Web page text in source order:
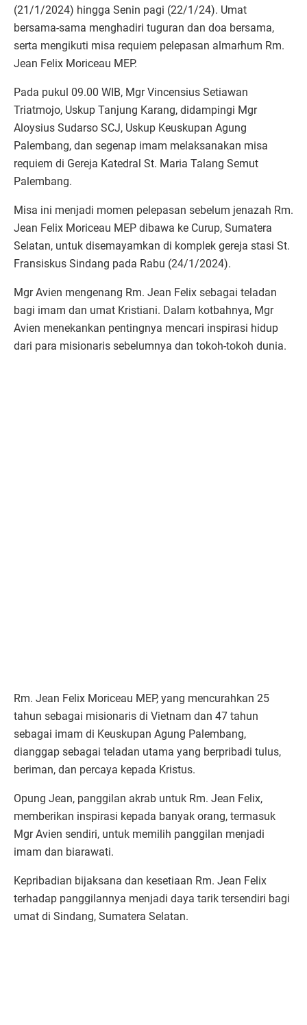
(21/1/2024) hingga Senin pagi (22/1/24). Umat
bersama-sama menghadiri tuguran dan doa bersama,
serta mengikuti misa requiem pelepasan almarhum Rm.
Jean Felix Moriceau MEP.
Pada pukul 09.00 WIB, Mgr Vincensius Setiawan
Triatmojo, Uskup Tanjung Karang, didampingi Mgr
Aloysius Sudarso SCJ, Uskup Keuskupan Agung
Palembang, dan segenap imam melaksanakan misa
requiem di Gereja Katedral St. Maria Talang Semut
Palembang.
Misa ini menjadi momen pelepasan sebelum jenazah Rm.
Jean Felix Moriceau MEP dibawa ke Curup, Sumatera
Selatan, untuk disemayamkan di komplek gereja stasi St.
Fransiskus Sindang pada Rabu (24/1/2024).
Mgr Avien mengenang Rm. Jean Felix sebagai teladan
bagi imam dan umat Kristiani. Dalam kotbahnya, Mgr
Avien menekankan pentingnya mencari inspirasi hidup
dari para misionaris sebelumnya dan tokoh-tokoh dunia.
Rm. Jean Felix Moriceau MEP, yang mencurahkan 25
tahun sebagai misionaris di Vietnam dan 47 tahun
sebagai imam di Keuskupan Agung Palembang,
dianggap sebagai teladan utama yang berpribadi tulus,
beriman, dan percaya kepada Kristus.
Opung Jean, panggilan akrab untuk Rm. Jean Felix,
memberikan inspirasi kepada banyak orang, termasuk
Mgr Avien sendiri, untuk memilih panggilan menjadi
imam dan biarawati.
Kepribadian bijaksana dan kesetiaan Rm. Jean Felix
terhadap panggilannya menjadi daya tarik tersendiri bagi
umat di Sindang, Sumatera Selatan.